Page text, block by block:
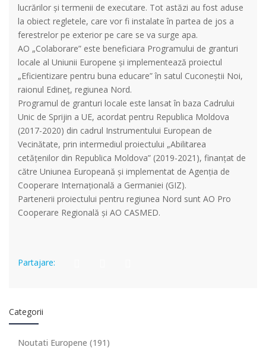
lucrărilor și termenii de executare. Tot astăzi au fost aduse
la obiect regletele, care vor fi instalate în partea de jos a
ferestrelor pe exterior pe care se va surge apa.
AO „Colaborare” este beneficiara Programului de granturi
locale al Uniunii Europene și implementează proiectul
„Eficientizare pentru buna educare” în satul Cuconeștii Noi,
raionul Edineț, regiunea Nord.
Programul de granturi locale este lansat în baza Cadrului
Unic de Sprijin a UE, acordat pentru Republica Moldova
(2017-2020) din cadrul Instrumentului European de
Vecinătate, prin intermediul proiectului „Abilitarea
cetățenilor din Republica Moldova” (2019-2021), finanțat de
către Uniunea Europeană și implementat de Agenția de
Cooperare Internațională a Germaniei (GIZ).
Partenerii proiectului pentru regiunea Nord sunt AO Pro
Cooperare Regională și AO CASMED.
Partajare:
Categorii
Noutati Europene (191)